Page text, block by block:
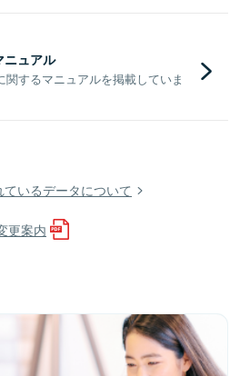
ニュアル
するマニュアルを掲載していま
いるデータについて
更案内